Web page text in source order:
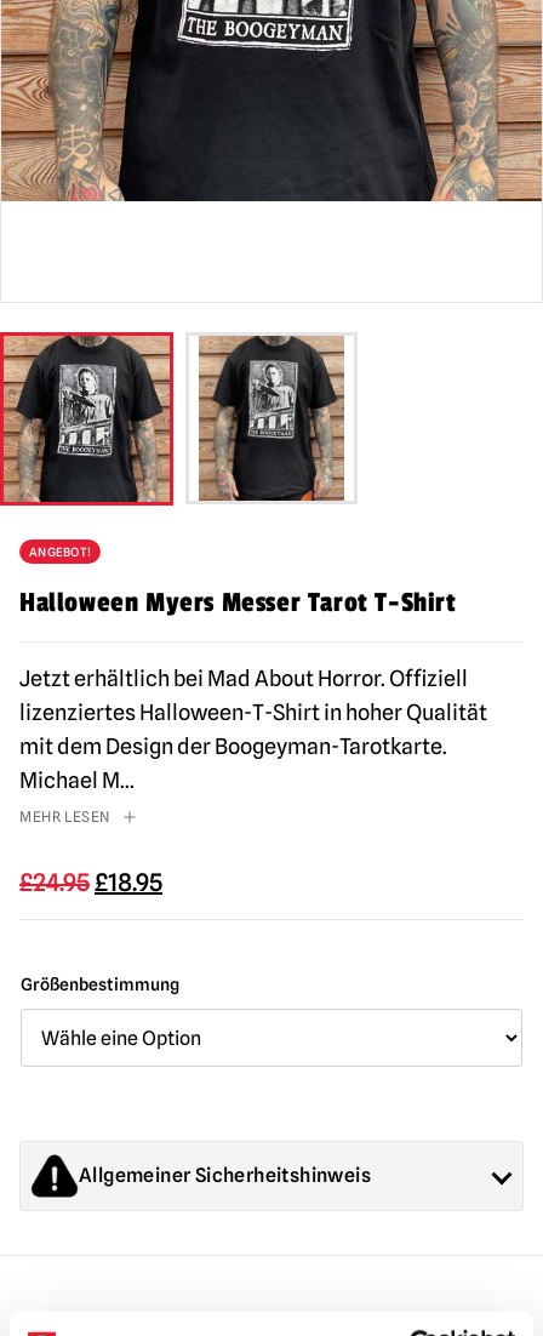
ANGEBOT!
Halloween Myers Messer Tarot T-Shirt
Jetzt erhältlich bei Mad About Horror. Offiziell
lizenziertes Halloween-T-Shirt in hoher Qualität
mit dem Design der Boogeyman-Tarotkarte.
Michael M...
MEHR LESEN
£24.95Ursprünglicher
Preis
24,95
£
£18.95Aktueller
Preis
18,95
£.
Größenbestimmung
Allgemeiner Sicherheitshinweis
Sammlerstücke für Erwachsene oder Halloween-